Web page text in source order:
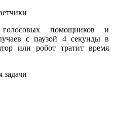
голосовых помощников и
с паузой 4 секунды в
или робот тратит время